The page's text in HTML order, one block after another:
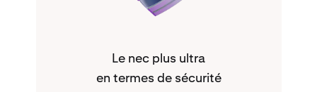
Le nec plus ultra
en termes de sécurité